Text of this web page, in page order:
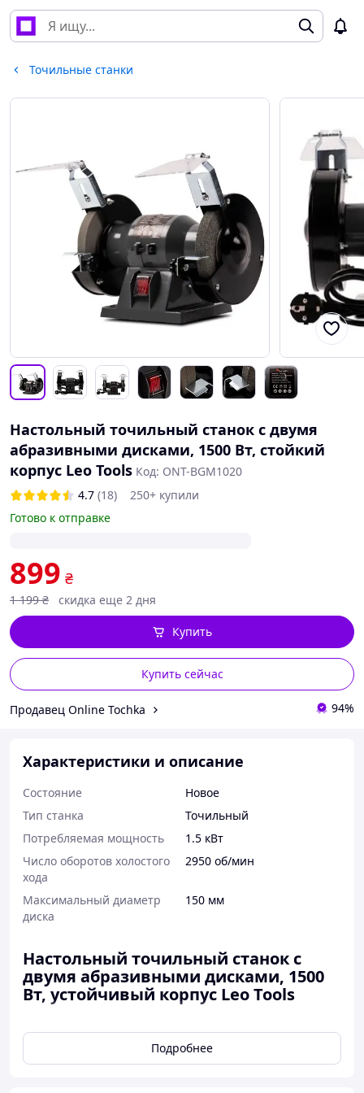
Точильные станки
Настольный точильный станок с двумя
абразивными дисками, 1500 Вт, стойкий
корпус Leo Tools Код: ONT-BGM1020
4.7 (18)
250+ купили
Готово к отправке
899 ₴
1 199 ₴ скидка еще 2 дня
Купить сейчас
Купить
Продавец Online Tochka 94%
Характеристики и описание
Состояние
Новое
Тип станка
Точильный
Потребляемая мощность
1.5 кВт
Число оборотов холостого
хода
2950 об/мин
Максимальный диаметр
диска
150 мм
Настольный точильный станок с
двумя абразивными дисками, 1500
Вт, устойчивый корпус Leo Tools
идеально подходит для бытового и
профессионального использования.
Подробнее